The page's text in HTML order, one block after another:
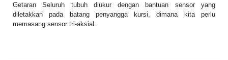
Getaran Seluruh tubuh diukur dengan bantuan sensor yang
diletakkan pada batang penyangga kursi, dimana kita perlu
memasang sensor tri-aksial.